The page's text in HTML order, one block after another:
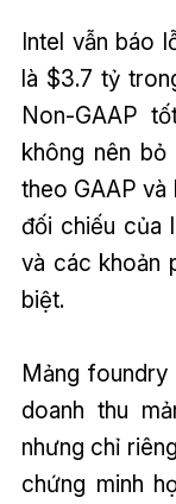
Intel vẫn báo
là $3.7 tỷ
Non-GAAP
không nên bỏ
theo GAAP và
đối chiếu của
và các khoản
biệt.
Mảng
doanh thu
nhưng chỉ
chứng minh